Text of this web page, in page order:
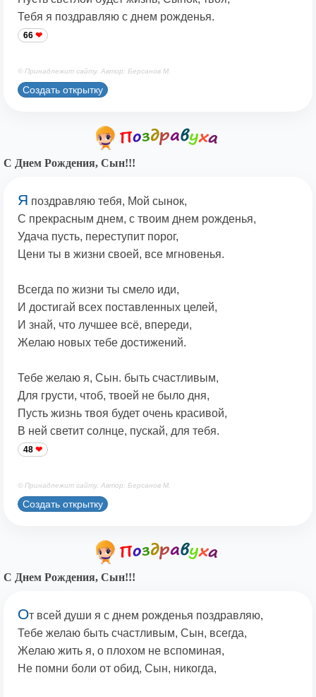
Тебя я поздравляю с днем рожденья.
66
© Принадлежит сайту. Автор: Берсанов М.
Создать открытку
С Днем Рождения, Сын!!!
Я поздравляю тебя, Мой сынок,
С прекрасным днем, с твоим днем рожденья,
Удача пусть, переступит порог,
Цени ты в жизни своей, все мгновенья.
Всегда по жизни ты смело иди,
И достигай всех поставленных целей,
И знай, что лучшее всё, впереди,
Желаю новых тебе достижений.
Тебе желаю я, Сын. быть счастливым,
Для грусти, чтоб, твоей не было дня,
Пусть жизнь твоя будет очень красивой,
В ней светит солнце, пускай, для тебя.
48
© Принадлежит сайту. Автор: Берсанов М.
Создать открытку
С Днем Рождения, Сын!!!
От всей души я с днем рожденья поздравляю,
Тебе желаю быть счастливым, Сын, всегда,
Желаю жить я, о плохом не вспоминая,
Не помни боли от обид, Сын, никогда,